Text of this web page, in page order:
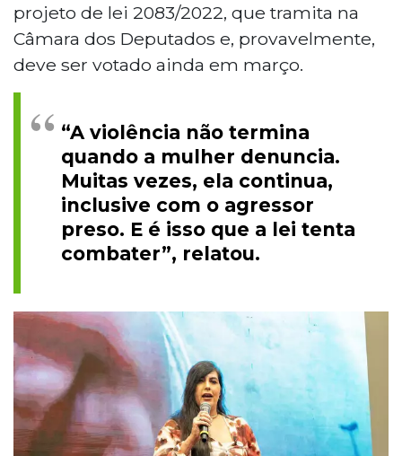
projeto de lei 2083/2022, que tramita na
Câmara dos Deputados e, provavelmente,
deve ser votado ainda em março.
“A violência não termina
quando a mulher denuncia.
Muitas vezes, ela continua,
inclusive com o agressor
preso. E é isso que a lei tenta
combater”, relatou.